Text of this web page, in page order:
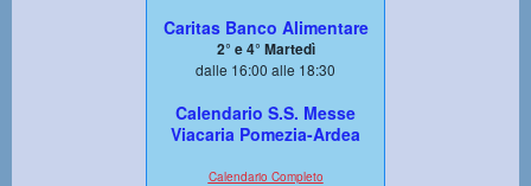
Caritas Banco Alimentare
2° e 4° Martedì
dalle 16:00 alle 18:30
Calendario S.S. Messe
Viacaria Pomezia-Ardea
Calendario Completo